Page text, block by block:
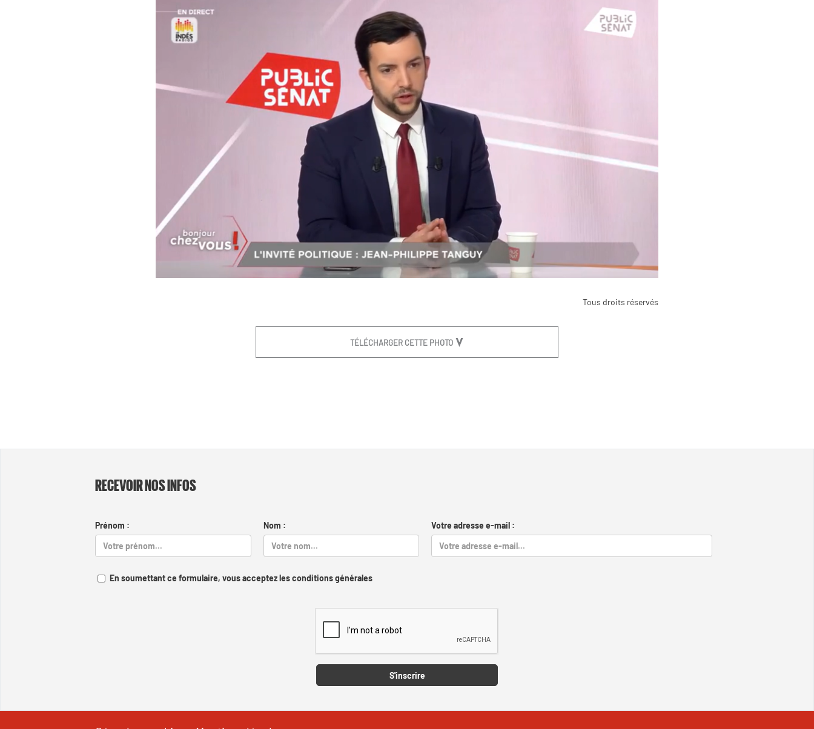
Tous droits réservés
TÉLÉCHARGER CETTE PHOTO
RECEVOIR NOS INFOS
Prénom : Nom : Votre adresse e-mail :
En soumettant ce formulaire, vous acceptez les conditions générales
S'inscrire